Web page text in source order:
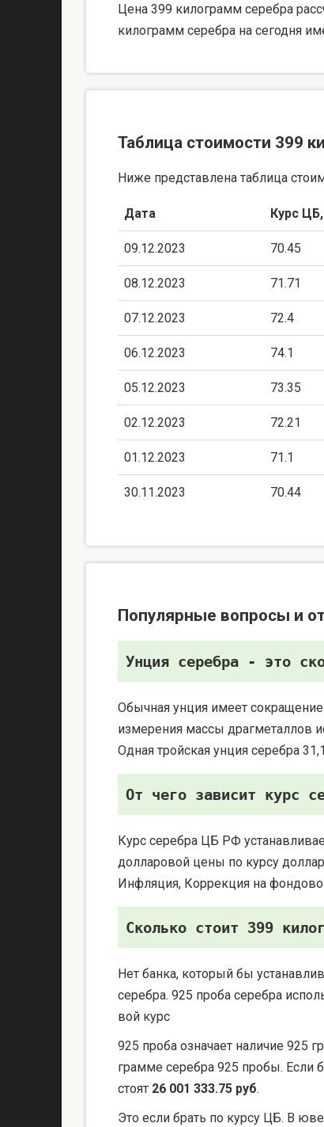
Цена 399 килограмм серебра
килограмм серебра на сегодня
Таблица стоимости 399
Ниже представлена таблица
Дата Курс
09.12.2023 70.45
08.12.2023 71.71
07.12.2023 72.4
06.12.2023 74.1
05.12.2023 73.35
02.12.2023 72.21
01.12.2023 71.1
30.11.2023 70.44
Популярные вопросы и
Унция серебра - это
Обычная унция имеет
измерения массы драгметаллов
Одная тройская унция серебра
От чего зависит курс
Курс серебра ЦБ РФ
долларовой цены по курсу
Инфляция, Коррекция на
Сколько стоит 399
Нет банка, который бы
серебра. 925 проба серебра
вой курс
925 проба означает наличие 925
грамме серебра 925 пробы. Если
стоят 26 001 333.75 руб.
Это если брать по курсу ЦБ. В